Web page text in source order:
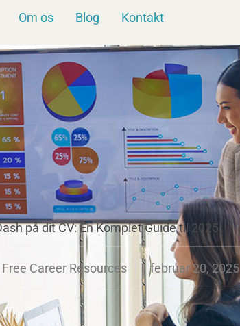
Om os Blog Kontakt
på dit CV: En Komplet Guide til 2025
Free Career Resources februar 20, 2025